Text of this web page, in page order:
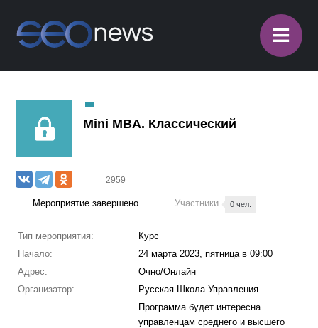
≡
Mini MBA. Классический
2959
Мероприятие завершено Участники 0 чел.
Тип мероприятия:
Курс
Начало:
24 марта 2023, пятница в 09:00
Адрес:
Очно/Онлайн
Организатор:
Русская Школа Управления
Программа будет интересна
управленцам среднего и высшего